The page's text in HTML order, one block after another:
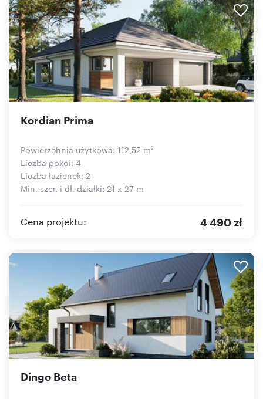
Kordian Prima
Powierzchnia użytkowa: 112,52 m2
Liczba pokoi: 4
Liczba łazienek: 2
Min. szer. i dł. działki: 21 x 27 m
Cena projektu: 4 490 zł
Dingo Beta